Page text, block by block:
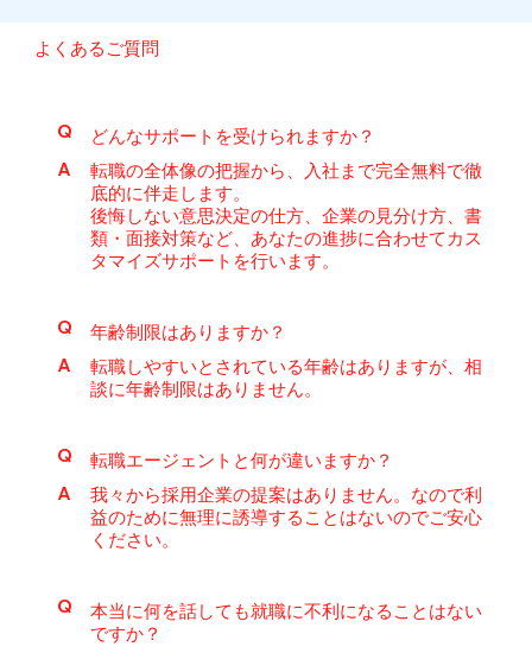
​よくあるご質問
Q
どんなサポートを受けられますか？
A
転職の全体像の把握から、入社まで完全無料で徹
底的に伴走します。
後悔しない意思決定の仕方、企業の見分け方、書
類・面接対策など、あなたの進捗に合わせてカス
タマイズサポートを行います。
Q
年齢制限はありますか？
A
転職しやすいとされている年齢はありますが、相
談に年齢制限はありません。
Q
転職エージェントと何が違いますか？
A
我々から採用企業の提案はありません。なので利
益のために無理に誘導することはないのでご安心
ください。
Q
本当に何を話しても就職に不利になることはない
ですか？